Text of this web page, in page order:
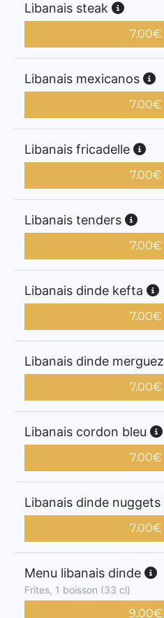
Libanais steak
7.00€
Libanais mexicanos
7.00€
Libanais fricadelle
7.00€
Libanais tenders
7.00€
Libanais dinde kefta
7.00€
Libanais dinde merguez
7.00€
Libanais cordon bleu
7.00€
Libanais dinde nuggets
7.00€
Menu libanais dinde
Frites, 1 boisson (33 cl)
9.00€